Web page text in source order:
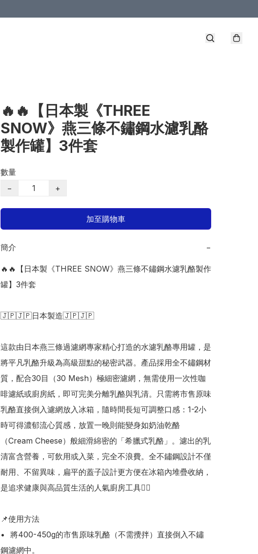
🔥🔥【日本製《THREE
SNOW》燕三條不鏽鋼水濾乳酪
製作罐】3件套
數量
−
+
加至購物車
簡介 −
🔥🔥【日本製《THREE SNOW》燕三條不鏽鋼水濾乳酪製作
罐】3件套
🇯🇵🇯🇵日本製造🇯🇵🇯🇵
這款由日本燕三條過濾網專家精心打造的水濾乳酪專用罐，是
將平凡乳酪升級為高級甜點的秘密武器。產品採用全不鏽鋼材
質，配合30目（30 Mesh）極細密濾網，無需使用一次性咖
啡濾紙或廚房紙，即可完美分離乳酪與乳清。只需將市售原味
乳酪直接倒入濾網放入冰箱，隨時間長短可調整口感：1-2小
時可得濃郁流心質感，放置一晚則能變身如奶油乾酪
（Cream Cheese）般細滑綿密的「希臘式乳酪」。濾出的乳
清富含營養，可飲用或入菜，完全不浪費。全不鏽鋼設計不僅
耐用、不留異味，扁平的蓋子設計更方便在冰箱內堆疊收納，
是追求健康與高品質生活的人氣廚房工具👍🏻
📌使用方法
•	將400-450g的市售原味乳酪（不需攪拌）直接倒入不鏽
鋼濾網中。